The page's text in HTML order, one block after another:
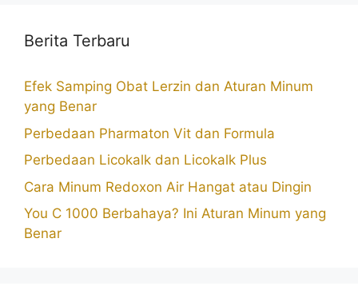
Berita Terbaru
Efek Samping Obat Lerzin dan Aturan Minum
yang Benar
Perbedaan Pharmaton Vit dan Formula
Perbedaan Licokalk dan Licokalk Plus
Cara Minum Redoxon Air Hangat atau Dingin
You C 1000 Berbahaya? Ini Aturan Minum yang
Benar